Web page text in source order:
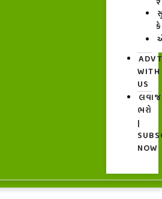
WITH
US
ભરો
|
NOW